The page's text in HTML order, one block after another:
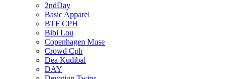
2ndDay
Basic Apparel
BTF CPH
Bibi Lou
Copenhagen Muse
Crowd Cph
Dea Kudibal
DAY